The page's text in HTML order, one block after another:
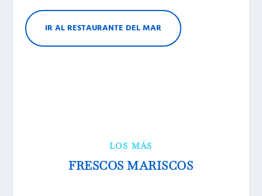
IR AL RESTAURANTE DEL MAR
LOS MÁS
FRESCOS MARISCOS